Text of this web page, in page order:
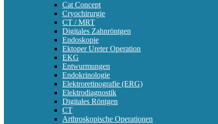
Cat Concept
Cryochirurgie
CT / MRT
Digitales Zahnröntgen
Endoskopie
Ektoper Ureter Operation
EKG
Entwurmungen
Endokrinologie
Elektroretinografie (ERG)
Elektrodiagnostik
Digitales Röntgen
CT
Arthroskopische Operationen